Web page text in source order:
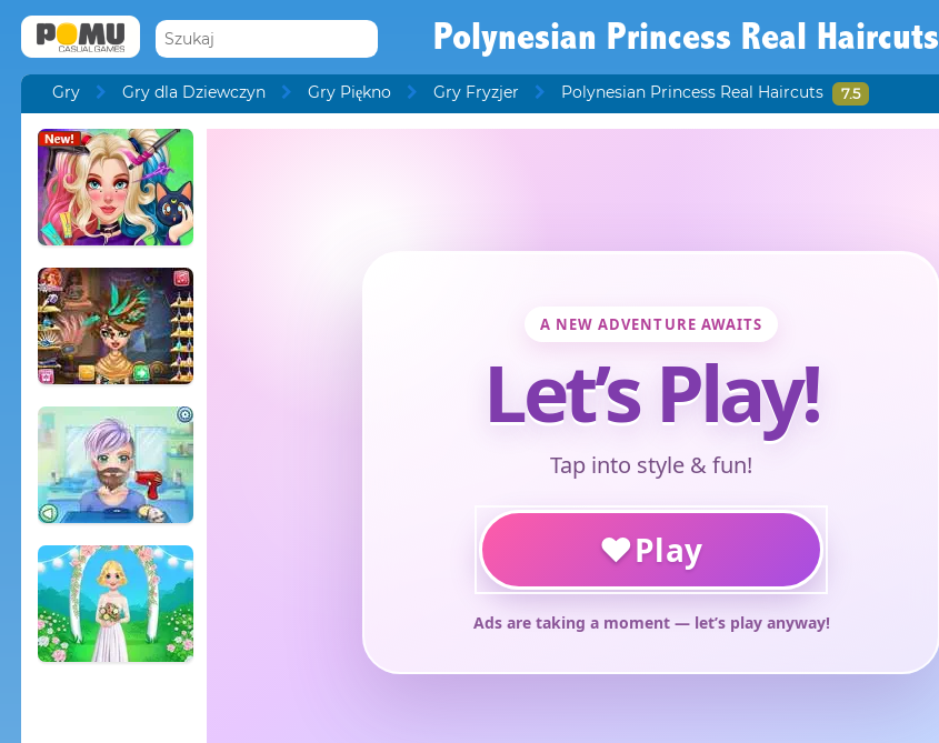
Polynesian Princess Real Haircuts
Gry Gry dla Dziewczyn Gry Piękno Gry Fryzjer Polynesian Princess Real Haircuts 7.5